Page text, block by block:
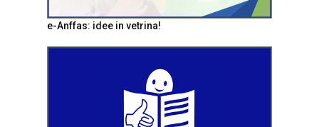
e-Anffas: idee in vetrina!